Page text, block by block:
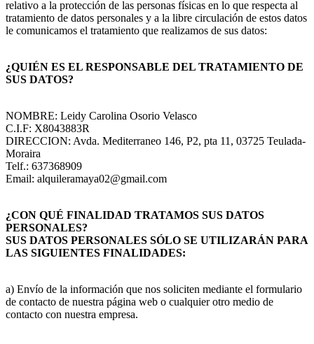
relativo a la protección de las personas físicas en lo que respecta al
tratamiento de datos personales y a la libre circulación de estos datos
le comunicamos el tratamiento que realizamos de sus datos:
¿QUIÉN ES EL RESPONSABLE DEL TRATAMIENTO DE
SUS DATOS?
NOMBRE: Leidy Carolina Osorio Velasco
C.I.F: X8043883R
DIRECCION: Avda. Mediterraneo 146, P2, pta 11, 03725 Teulada-
Moraira
Telf.: 637368909
Email: alquileramaya02@gmail.com
¿CON QUÉ FINALIDAD TRATAMOS SUS DATOS
PERSONALES?
SUS DATOS PERSONALES SÓLO SE UTILIZARÁN PARA
LAS SIGUIENTES FINALIDADES:
a) Envío de la información que nos soliciten mediante el formulario
de contacto de nuestra página web o cualquier otro medio de
contacto con nuestra empresa.